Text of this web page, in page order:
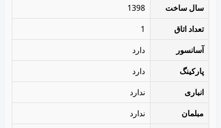
سال ساخت
1398
تعداد اتاق
1
آسانسور
دارد
پارکینگ
دارد
انباری
ندارد
مبلمان
ندارد